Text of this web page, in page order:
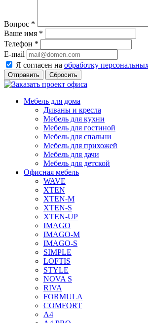
Вопрос *
Ваше имя *
Телефон *
E-mail
Я согласен на обработку
Сбросить
Мебель для дома
Диваны и кресла
Мебель для кухни
Мебель для гостиной
Мебель для спальни
Мебель для прихожей
Мебель для дачи
Мебель для детской
Офисная мебель
WAVE
XTEN
XTEN-M
XTEN-S
XTEN-UP
IMAGO
IMAGO-M
IMAGO-S
SIMPLE
LOFTIS
STYLE
NOVA S
RIVA
FORMULA
COMFORT
A4